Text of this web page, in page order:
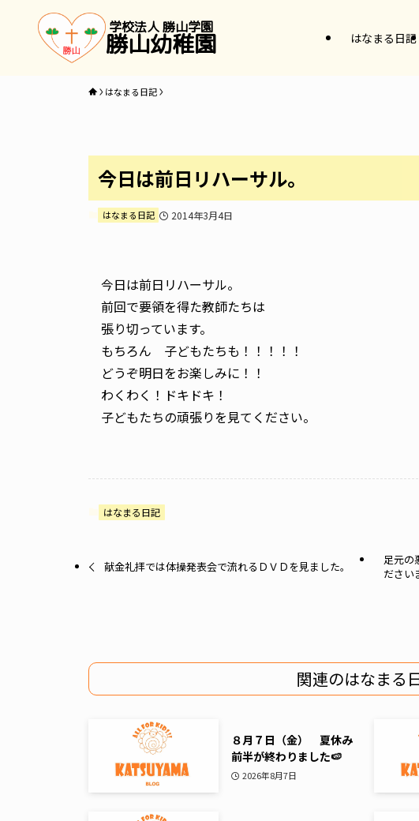
学校法人 勝山学園
勝山幼稚園 はなまる日記
はなまる日記
今日は前日リハーサル。
はなまる日記 2014年3月4日
今日は前日リハーサル。
前回で要領を得た教師たちは
張り切っています。
もちろん 子どもたちも！！！！！
どうぞ明日をお楽しみに！！
わくわく！ドキドキ！
子どもたちの頑張りを見てください。
はなまる日記
献金礼拝では体操発表会で流れるＤＶＤを見ました。
足元の
ださい
関連のはなまる
８月７日（金） 夏休み
前半が終わりました🍉
2026年8月7日